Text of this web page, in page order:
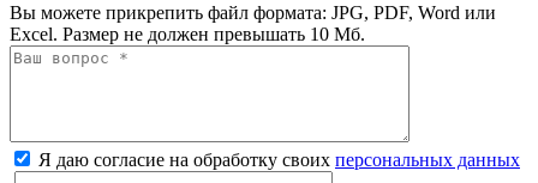
Вы можете прикрепить файл формата: JPG, PDF, Word или
Excel. Размер не должен превышать 10 Мб.
Я даю согласие на обработку своих персональных данных